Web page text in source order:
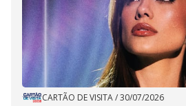
CARTÃO DE VISITA/30/07/2026